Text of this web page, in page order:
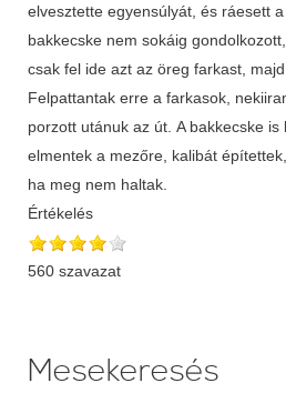
elvesztette egyensúlyát, és ráesett
bakkecske nem sokáig
csak fel ide azt az öreg farkast,
Felpattantak erre a farkasok,
porzott utánuk az út. A bakkecske is
elmentek a mezőre, kalibát
ha meg nem haltak.
Értékelés
560 szavazat
Mesekeresés